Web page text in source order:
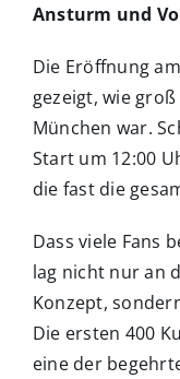
Ansturm und
Die Eröffnung
gezeigt, wie
München war.
Start um 12:00
die fast die
Dass viele Fans
lag nicht nur an
Konzept,
Die ersten 400
eine der